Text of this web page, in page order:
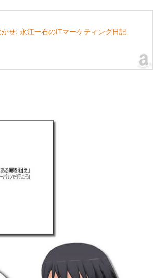
せ: 永江一石のITマーケティング日記